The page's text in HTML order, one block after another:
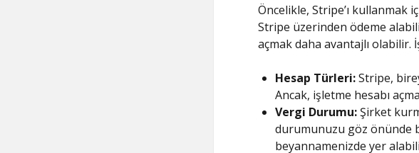
Öncelikle, Stripe’ı kullanmak
Stripe üzerinden ödeme
açmak daha avantajlı
Hesap Türleri:Stripe,
Ancak, işletme hesabı
Vergi Durumu:Şirket
durumunuzu göz önünde
beyannamenizde yer